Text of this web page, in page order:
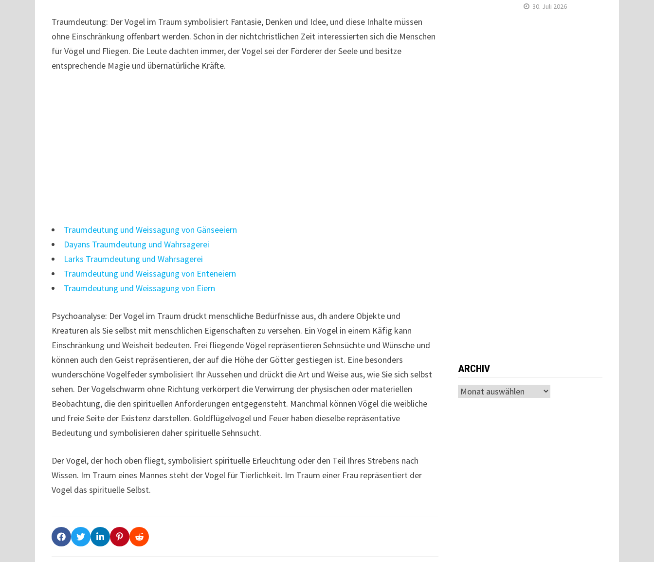
Traumdeutung: Der Vogel im Traum symbolisiert Fantasie, Denken und Idee, und diese Inhalte müssen
ohne Einschränkung offenbart werden. Schon in der nichtchristlichen Zeit interessierten sich die Menschen
für Vögel und Fliegen. Die Leute dachten immer, der Vogel sei der Förderer der Seele und besitze
entsprechende Magie und übernatürliche Kräfte.
Traumdeutung und Weissagung von Gänseeiern
Dayans Traumdeutung und Wahrsagerei
Larks Traumdeutung und Wahrsagerei
Traumdeutung und Weissagung von Enteneiern
Traumdeutung und Weissagung von Eiern
Psychoanalyse: Der Vogel im Traum drückt menschliche Bedürfnisse aus, dh andere Objekte und
Kreaturen als Sie selbst mit menschlichen Eigenschaften zu versehen. Ein Vogel in einem Käfig kann
Einschränkung und Weisheit bedeuten. Frei fliegende Vögel repräsentieren Sehnsüchte und Wünsche und
können auch den Geist repräsentieren, der auf die Höhe der Götter gestiegen ist. Eine besonders
wunderschöne Vogelfeder symbolisiert Ihr Aussehen und drückt die Art und Weise aus, wie Sie sich selbst
sehen. Der Vogelschwarm ohne Richtung verkörpert die Verwirrung der physischen oder materiellen
Beobachtung, die den spirituellen Anforderungen entgegensteht. Manchmal können Vögel die weibliche
und freie Seite der Existenz darstellen. Goldflügelvogel und Feuer haben dieselbe repräsentative
Bedeutung und symbolisieren daher spirituelle Sehnsucht.
Der Vogel, der hoch oben fliegt, symbolisiert spirituelle Erleuchtung oder den Teil Ihres Strebens nach
Wissen. Im Traum eines Mannes steht der Vogel für Tierlichkeit. Im Traum einer Frau repräsentiert der
Vogel das spirituelle Selbst.
30. Juli 2026
ARCHIV
Archiv